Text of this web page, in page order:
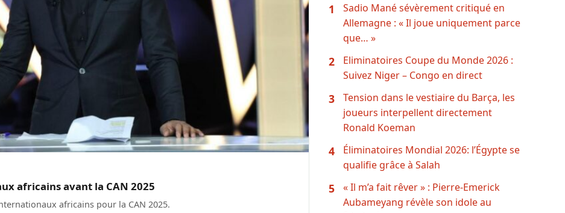
africains avant la CAN 2025
africains pour la CAN 2025.
1
Sadio Mané sévèrement critiqué en
Allemagne : « Il joue uniquement parce
que… »
2
Eliminatoires Coupe du Monde 2026 :
Suivez Niger – Congo en direct
3
Tension dans le vestiaire du Barça, les
joueurs interpellent directement
Ronald Koeman
4
Éliminatoires Mondial 2026: l’Égypte se
qualifie grâce à Salah
5
« Il m’a fait rêver » : Pierre-Emerick
Aubameyang révèle son idole au